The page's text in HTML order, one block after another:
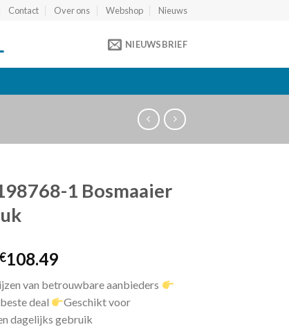
Contact Over ons Webshop Nieuws
NIEUWSBRIEF
1 Bosmaaier
Oorspronkelijke
was:
€109.31.
€108.49Huidige
is:
€108.49.
van betrouwbare aanbieders
deal
Geschikt voor
dagelijks gebruik